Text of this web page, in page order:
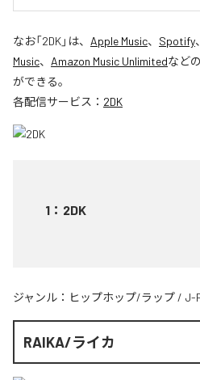
なお「2DK」は、 Apple Music、 Spotify、
Music、 Amazon Music Unlimitedなど
ができる。
各配信サービス： 2DK
1 ： 2DK
ジャンル： ヒップホップ/ラップ / J-
RAIKA/ライカ